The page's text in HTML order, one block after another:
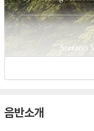
음반소개